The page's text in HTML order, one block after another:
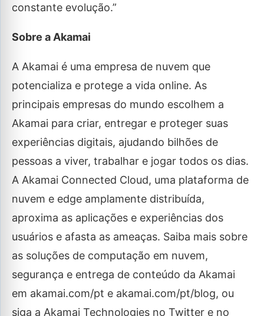
constante evolução.”
Sobre a Akamai
A Akamai é uma empresa de nuvem que
potencializa e protege a vida online. As
principais empresas do mundo escolhem a
Akamai para criar, entregar e proteger suas
experiências digitais, ajudando bilhões de
pessoas a viver, trabalhar e jogar todos os dias.
A Akamai Connected Cloud, uma plataforma de
nuvem e edge amplamente distribuída,
aproxima as aplicações e experiências dos
usuários e afasta as ameaças. Saiba mais sobre
as soluções de computação em nuvem,
segurança e entrega de conteúdo da Akamai
em akamai.com/pt e akamai.com/pt/blog, ou
siga a Akamai Technologies no Twitter e no